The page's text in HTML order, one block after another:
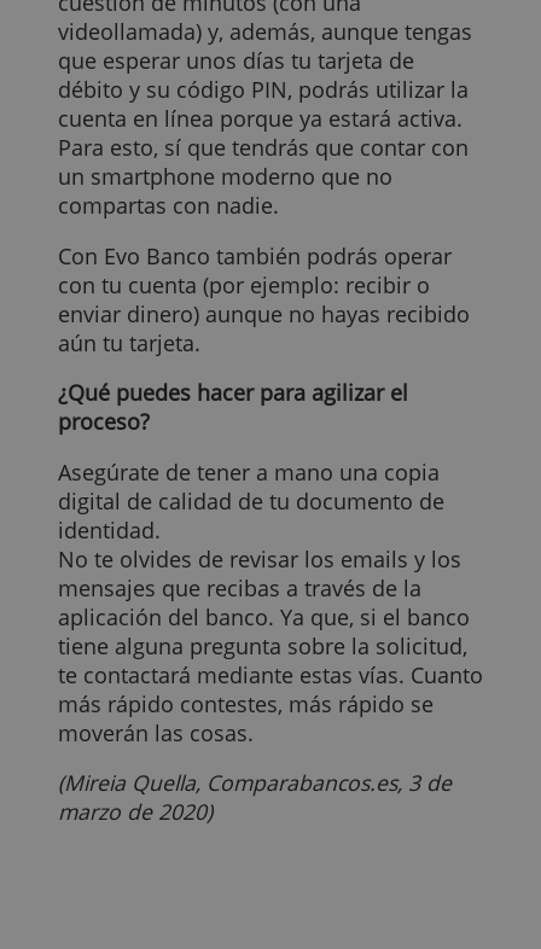
cuándo y dónde quieras, entonces te
recomendamos que te decantes por los
bancos Fintech. Entidades como Revolut
o N26 activarán tu cuenta en minutos.
Bancos tradicionales: a la espera de la
tarjeta
La mayoría de bancos tradicionales o,
bien, las filiales de estos bancos que
operan completamente online, tardan
generalmente de entre 2 a 10 días para
completar tu solicitud.
ING ya que con ellos, estarás listo en
cuestión de minutos (con una
videollamada) y, además, aunque tengas
que esperar unos días tu tarjeta de
débito y su código PIN, podrás utilizar la
cuenta en línea porque ya estará activa.
Para esto, sí que tendrás que contar con
un smartphone moderno que no
compartas con nadie.
Con Evo Banco también podrás operar